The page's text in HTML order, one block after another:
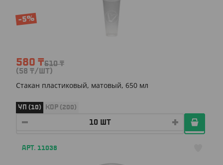
-5%
580 ₸610₸
(58 ₸/ШТ)
Стакан пластиковый, матовый, 650 мл
УП (10) КОР (200)
АРТ. 11038